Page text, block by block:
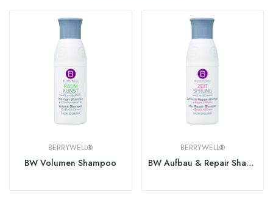
BERRYWELL®
BW Volumen Shampoo
BERRYWELL®
BW Aufbau & Repair Shampoo